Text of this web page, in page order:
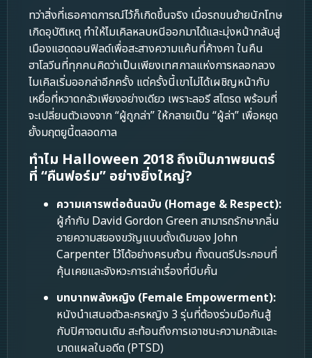
ทว่าสิ่งที่เธอคาดการณ์ไว้ก็เกิดขึ้นจริง เมื่อรถขนย้ายนักโทษ
เกิดอุบัติเหตุ ทำให้ไมเคิลหลบหนีออกมาได้และมุ่งหน้ากลับสู่
เมืองแฮดดอนฟิลด์เพื่อสะสางความแค้นที่ค้างคา ในคืน
ฮาโลวีนที่ทุกคนคิดว่าเป็นเพียงเทศกาลแห่งการหลอกลวง
ไมเคิลเริ่มออกล่าอีกครั้ง แต่ครั้งนี้เขาไม่ได้เผชิญหน้ากับ
เหยื่อที่หวาดกลัวเพียงอย่างเดียว เพราะลอรี สโตรด พร้อมที่
จะเปลี่ยนตัวเองจาก “ผู้ถูกล่า” ให้กลายเป็น “ผู้ล่า” เพื่อหยุด
ยั้งมฤตยูนี้ตลอดกาล
ทำไม Halloween 2018 ถึงเป็นภาพยนตร์
ที่ “คืนฟอร์ม” อย่างยิ่งใหญ่?
ความเคารพต่อต้นฉบับ (Homage & Respect):
ผู้กำกับ David Gordon Green สามารถรักษากลิ่น
อายความสยองขวัญแบบดั้งเดิมของ John
Carpenter ไว้ได้อย่างครบถ้วน ทั้งดนตรีประกอบที่
คุ้นเคยและจังหวะการเล่าเรื่องที่บีบคั้น
บทบาทพลังหญิง (Female Empowerment):
หนังนำเสนอตัวละครหญิง 3 รุ่นที่ต้องร่วมมือกันสู้
กับปิศาจตนเดิม สะท้อนถึงการเอาชนะความกลัวและ
บาดแผลในอดีต (PTSD)